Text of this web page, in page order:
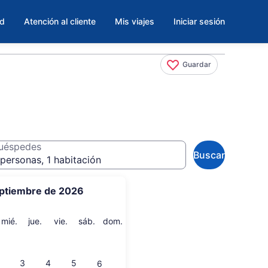
Atención al cliente Mis viajes Iniciar sesión
Guardar
de 2026
mié. miércoles
jue. jueves
vie. viernes
sáb. sábado
dom.
3 4 5 6
1 habitación
Buscar